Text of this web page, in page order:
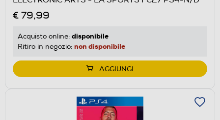
€ 79,99
Acquisto online: disponibile
Ritiro in negozio: non disponibile
AGGIUNGI